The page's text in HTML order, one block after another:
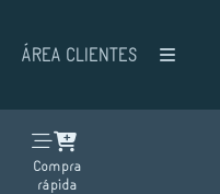
ÁREA CLIENTES
Compra
rápida